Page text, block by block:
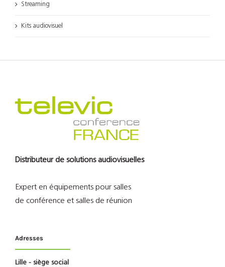
Streaming
Kits audiovisuel
Distributeur de solutions audiovisuelles
Expert en équipements pour salles
de conférence et salles de réunion
Adresses
Lille - siège social